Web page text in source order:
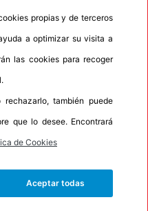
propias y de terceros
a optimizar su visita a
las cookies para recoger
también puede
que lo desee. Encontrará
de Cookies
Aceptar todas